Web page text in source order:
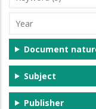
(s)
Year
Document
Subject
Publisher